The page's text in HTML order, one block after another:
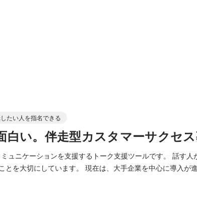
たい人を指名できる
白い。伴走型カスタマーサクセ
ュニケーションを支援するトーク支援ツールです。 話す人
、大手企業を中心に導入が進み、カスタマーサク
接受け取りながら、一緒に使い方をつくっていく。 そんな